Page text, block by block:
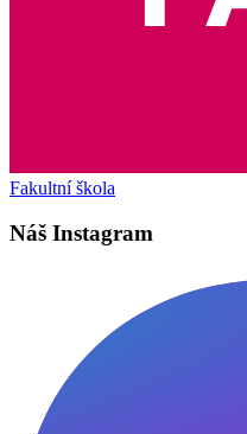
Fakultní škola
Náš Instagram